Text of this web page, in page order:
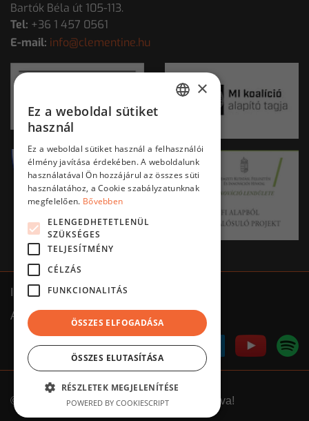
Bartók Béla út 105-113.
Tel: +36 1 457 0561
E-mail: info@clementine.hu
Impresszum
ÁSZF
Adatkezelés tájékoztató
© Clementine///Minden jog fenntartva!
×
Ez a weboldal sütiket
használ
Ez a weboldal sütiket használ a felhasználói
élmény javítása érdekében. A weboldalunk
használatával Ön hozzájárul az összes süti
használatához, a Cookie szabályzatunknak
megfelelően. Bővebben
ELENGEDHETETLENÜL
SZÜKSÉGES
TELJESÍTMÉNY
CÉLZÁS
FUNKCIONALITÁS
ÖSSZES ELFOGADÁSA
ÖSSZES ELUTASÍTÁSA
RÉSZLETEK MEGJELENÍTÉSE
POWERED BY COOKIESCRIPT